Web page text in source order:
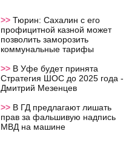
>> Тюрин: Сахалин с его
профицитной казной может
позволить заморозить
коммунальные тарифы
>> В Уфе будет принята
Стратегия ШОС до 2025 года -
Дмитрий Мезенцев
>> В ГД предлагают лишать
прав за фальшивую надпись
МВД на машине